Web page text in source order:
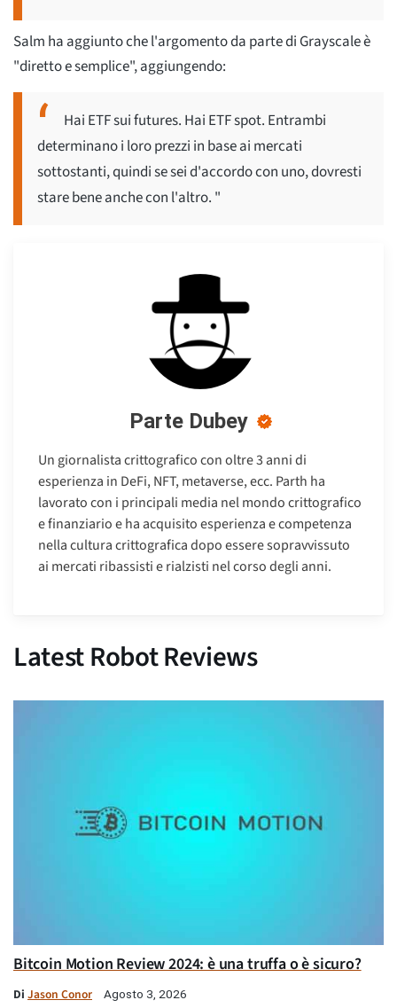
Salm ha aggiunto che l'argomento da parte di Grayscale è
"diretto e semplice", aggiungendo:
Hai ETF sui futures. Hai ETF spot. Entrambi
determinano i loro prezzi in base ai mercati
sottostanti, quindi se sei d'accordo con uno, dovresti
stare bene anche con l'altro. "
Parte Dubey
Un giornalista crittografico con oltre 3 anni di
esperienza in DeFi, NFT, metaverse, ecc. Parth ha
lavorato con i principali media nel mondo crittografico
e finanziario e ha acquisito esperienza e competenza
nella cultura crittografica dopo essere sopravvissuto
ai mercati ribassisti e rialzisti nel corso degli anni.
Latest Robot Reviews
Bitcoin Motion Review 2024: è una truffa o è sicuro?
Di Jason Conor Agosto 3, 2026